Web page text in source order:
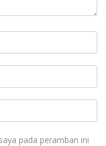
pada peramban ini